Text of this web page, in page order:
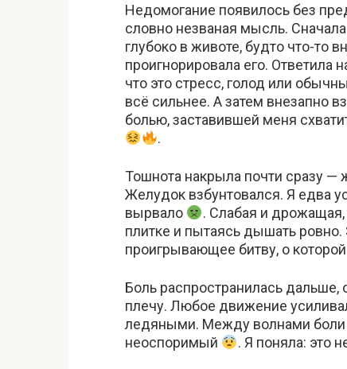
Недомогание появилось без
словно незваная мысль.
глубоко в животе, будто что-то
проигнорировала его.
что это стресс, голод или
всё сильнее. А затем внезапно
болью, заставившей меня
.
Тошнота накрыла почти сразу —
Желудок взбунтовался. Я едва
вырвало
. Слабая и дрожащая,
плитке и пытаясь дышать
проигрывающее битву, о
Боль распространилась дальше,
плечу. Любое движение
ледяными. Между волнами боли
неоспоримый
. Я поняла: это